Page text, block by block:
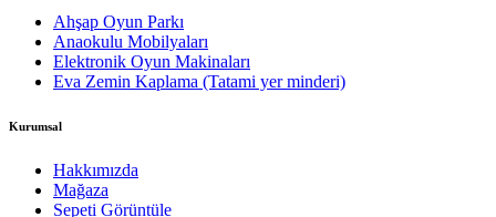
Ahşap Oyun Parkı
Anaokulu Mobilyaları
Elektronik Oyun Makinaları
Eva Zemin Kaplama (Tatami yer minderi)
Kurumsal
Hakkımızda
Mağaza
Sepeti Görüntüle